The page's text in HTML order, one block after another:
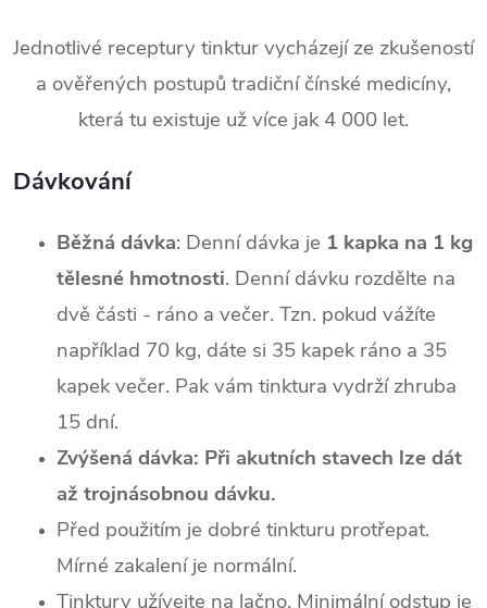
Jednotlivé receptury tinktur vycházejí ze zkušeností
a ověřených postupů tradiční čínské medicíny,
která tu existuje už více jak 4 000 let.
Dávkování
Běžná dávka: Denní dávka je 1 kapka na 1 kg
tělesné hmotnosti. Denní dávku rozdělte na
dvě části - ráno a večer. Tzn. pokud vážíte
například 70 kg, dáte si 35 kapek ráno a 35
kapek večer. Pak vám tinktura vydrží zhruba
15 dní.
Zvýšená dávka: Při akutních stavech lze dát
až trojnásobnou dávku.
Před použitím je dobré tinkturu protřepat.
Mírné zakalení je normální.
Tinktury užívejte na lačno. Minimální odstup je